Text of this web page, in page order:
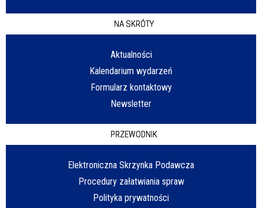
NA SKRÓTY
Aktualności
Kalendarium wydarzeń
Formularz kontaktowy
Newsletter
PRZEWODNIK
Elektroniczna Skrzynka Podawcza
Procedury załatwiania spraw
Polityka prywatności